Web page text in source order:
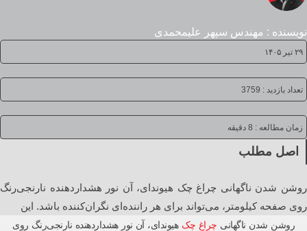
نویسنده : مهندس سپهر علیمحمدی
۲۹ تیر ۱۴۰۵
تعداد بازدید : 3759
زمان مطالعه : 8 دقیقه
اصل مطلب
روشن شدن ناگهانی چراغ چک هیوندای، آن نور هشداردهنده نارنجی‌رنگ
روی صفحه کیلومتر، می‌تواند برای هر راننده‌ای نگران‌کننده باشد. این
روشن شدن ناگهانی چراغ چک هیوندای، آن نور هشداردهنده نارنجی‌رنگ روی